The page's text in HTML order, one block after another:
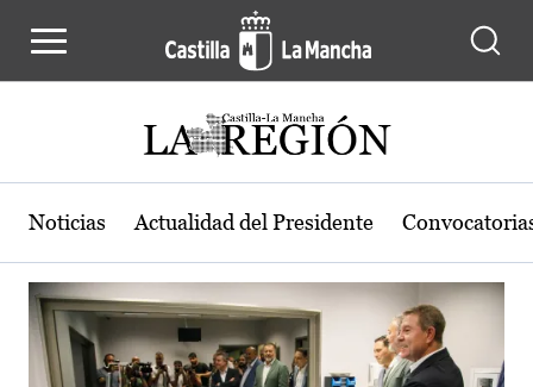
Actualidad de la región de Castilla-
Noticias Actualidad del Presidente